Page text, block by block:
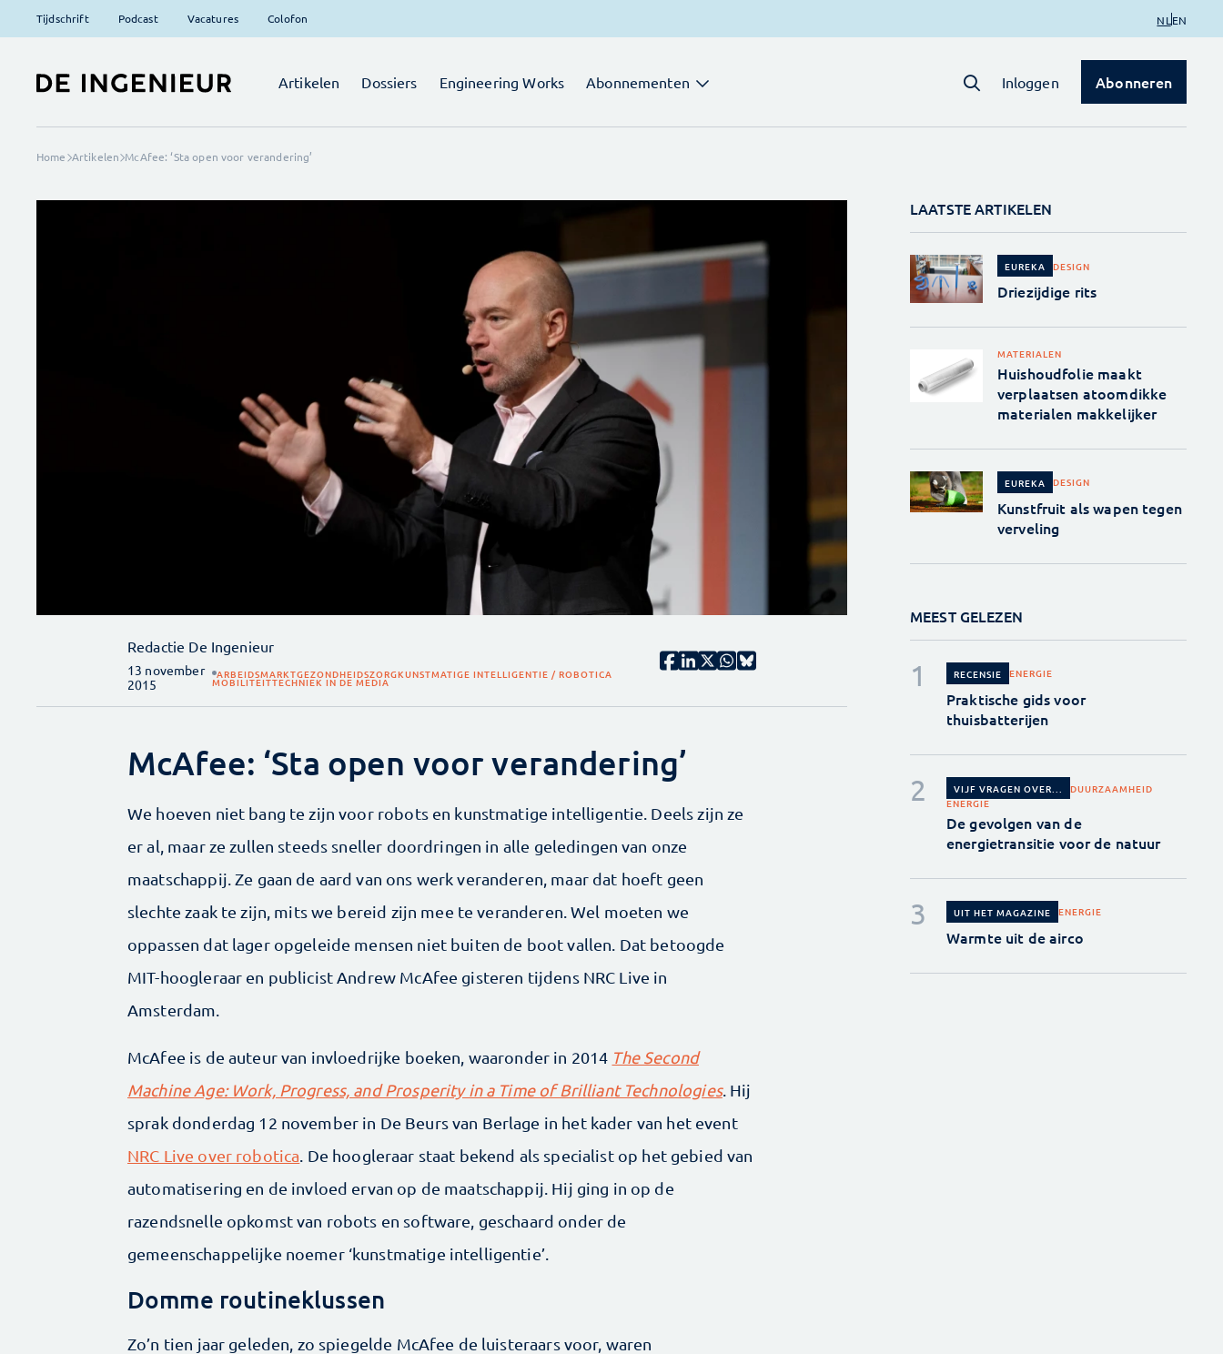
Tijdschrift Podcast Vacatures Colofon NL EN
Artikelen Dossiers Engineering Works Abonnementen Inloggen Abonneren
Home Artikelen McAfee: ‘Sta open voor verandering’
Redactie De Ingenieur
13 november
2015
ARBEIDSMARKTGEZONDHEIDSZORGKUNSTMATIGE INTELLIGENTIE / ROBOTICA
MOBILITEITTECHNIEK IN DE MEDIA
McAfee: ‘Sta open voor verandering’
We hoeven niet bang te zijn voor robots en kunstmatige intelligentie. Deels zijn ze
er al, maar ze zullen steeds sneller doordringen in alle geledingen van onze
maatschappij. Ze gaan de aard van ons werk veranderen, maar dat hoeft geen
slechte zaak te zijn, mits we bereid zijn mee te veranderen. Wel moeten we
oppassen dat lager opgeleide mensen niet buiten de boot vallen. Dat betoogde
MIT-hoogleraar en publicist Andrew McAfee gisteren tijdens NRC Live in
Amsterdam.
McAfee is de auteur van invloedrijke boeken, waaronder in 2014 The Second
Machine Age: Work, Progress, and Prosperity in a Time of Brilliant Technologies. Hij
sprak donderdag 12 november in De Beurs van Berlage in het kader van het event
NRC Live over robotica . De hoogleraar staat bekend als specialist op het gebied van
automatisering en de invloed ervan op de maatschappij. Hij ging in op de
razendsnelle opkomst van robots en software, geschaard onder de
gemeenschappelijke noemer ‘kunstmatige intelligentie’.
Domme routineklussen
Zo’n tien jaar geleden, zo spiegelde McAfee de luisteraars voor, waren
LAATSTE ARTIKELEN
EUREKA DESIGN
Driezijdige rits
MATERIALEN
Huishoudfolie maakt
verplaatsen atoomdikke
materialen makkelijker
EUREKA DESIGN
Kunstfruit als wapen tegen
verveling
MEEST GELEZEN
RECENSIE ENERGIE
Praktische gids voor
thuisbatterijen
VIJF VRAGEN OVER...
DUURZAAMHEID
ENERGIE
De gevolgen van de
energietransitie voor de natuur
UIT HET MAGAZINE ENERGIE
Warmte uit de airco